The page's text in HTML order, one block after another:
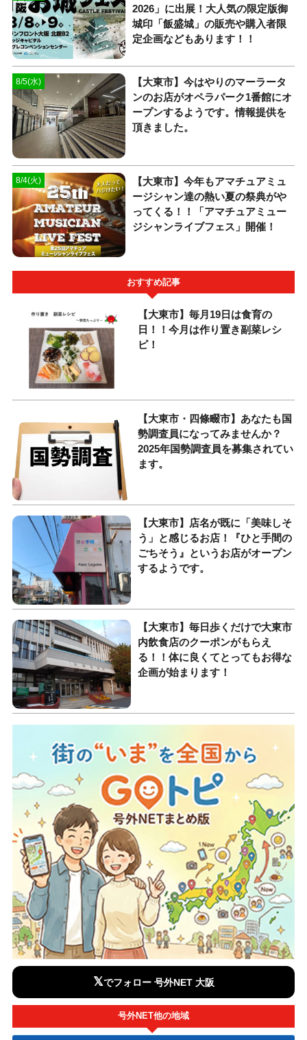
2026」に出展！大人気の限定版御
城印「飯盛城」の販売や購入者限
定企画などもあります！！
8/5(水)
【大東市】今はやりのマーラータ
ンのお店がオペラパーク1番館にオ
ープンするようです。情報提供を
頂きました。
8/4(火)
【大東市】今年もアマチュアミュ
ージシャン達の熱い夏の祭典がや
ってくる！！「アマチュアミュー
ジシャンライブフェス」開催！
おすすめ記事
【大東市】毎月19日は食育の
日！！今月は作り置き副菜レシ
ピ！
【大東市・四條畷市】あなたも国
勢調査員になってみませんか？
2025年国勢調査員を募集されてい
ます。
【大東市】店名が既に「美味しそ
う」と感じるお店！『ひと手間の
ごちそう』というお店がオープン
するようです。
【大東市】毎日歩くだけで大東市
内飲食店のクーポンがもらえ
る！！体に良くてとってもお得な
企画が始まります！
𝕏でフォロー 号外NET 大阪
号外NET他の地域